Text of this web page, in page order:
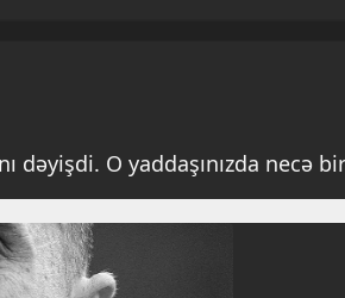
dəyişdi. O yaddaşınızda necə